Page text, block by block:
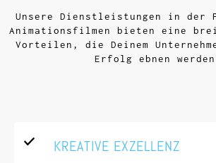
Unsere Dienstleistungen in der
Animationsfilmen bieten eine
Vorteilen, die Deinem
Erfolg ebnen
KREATIVE EXZELLENZ